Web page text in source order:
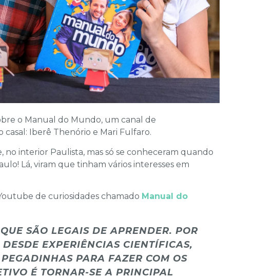
o Manual do Mundo, um canal de
Iberê Thenório e Mari Fulfaro.
no interior Paulista, mas só se conheceram quando
Lá, viram que tinham vários interesses em
de curiosidades chamado Manual do
SÃO LEGAIS DE APRENDER. POR
EXPERIÊNCIAS CIENTÍFICAS,
PARA FAZER COM OS
É TORNAR-SE A PRINCIPAL